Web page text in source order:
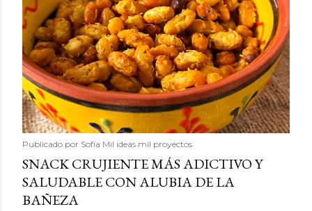
Publicado por Sofía Mil ideas mil proyectos
SNACK CRUJIENTE MÁS ADICTIVO Y
SALUDABLE CON ALUBIA DE LA
BAÑEZA